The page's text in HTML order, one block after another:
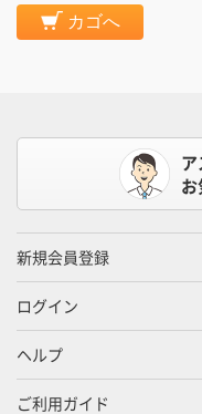
カゴへ
お
新規会員登録
ログイン
ヘルプ
ご利用ガイド